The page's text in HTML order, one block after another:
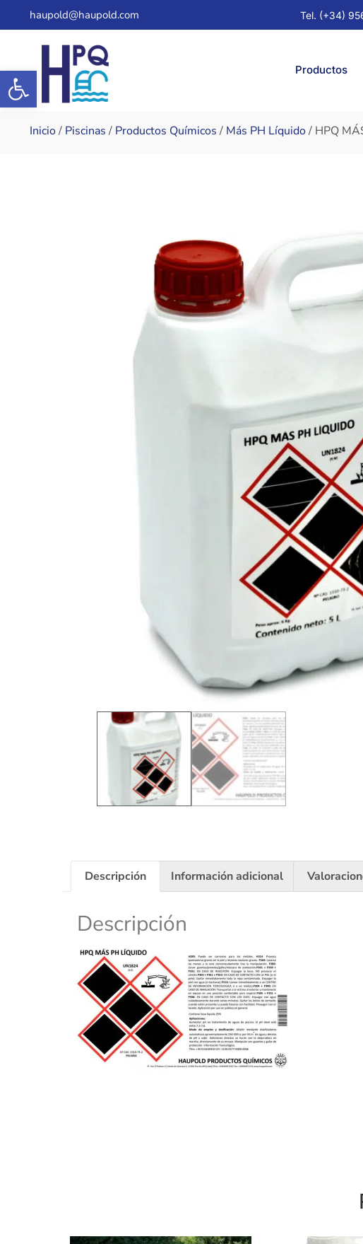
Abrir barra de herramientas
haupold@haupold.com Tel. (+34)
Productos
Inicio/ Piscinas/ Productos Químicos/ Más PH Líquido/ HPQ
Descripción Información adicional
Descripción